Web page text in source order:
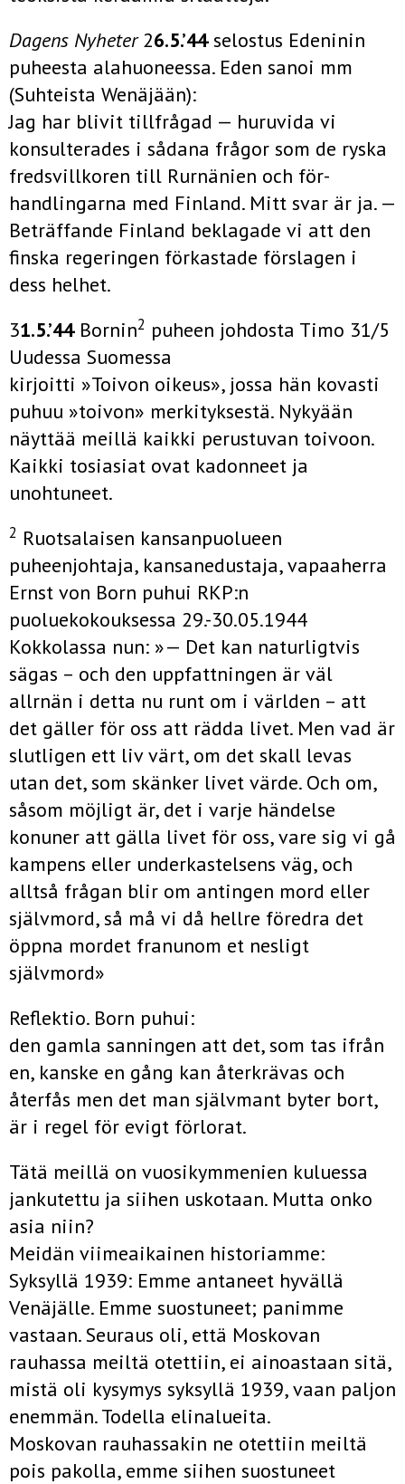
Dagens Nyheter26.5.’44selostus Edeninin
puheesta alahuoneessa. Eden sanoi mm
(Suhteista Wenäjään):
Jag har blivit tillfrågad — huruvida vi
konsulterades i sådana frågor som de ryska
fredsvillkoren till Rurnänien och för­
handlingarna med Finland. Mitt svar är ja. —
Beträffande Finland beklagade vi att den
finska regeringen förkastade förslagen i
dess helhet.
31.5.’44Bornin2 puheen johdosta Timo 31/5
Uudessa Suomessa
kirjoitti »Toivon oikeus», jossa hän kovasti
puhuu »toivon» merkityksestä. Nykyään
näyttää meillä kaikki perustuvan toivoon.
Kaikki tosiasiat ovat kadonneet ja
unohtuneet.
2 Ruotsalaisen kansanpuolueen
puheenjohtaja, kansanedustaja, vapaaherra
Ernst von Born puhui RKP:n
puoluekokouksessa 29.-30.05.1944
Kokkolassa nun: »— Det kan naturligtvis
sägas – och den uppfattningen är väl
allrnän i detta nu runt om i världen – att
det gäller för oss att rädda livet. Men vad är
slutligen ett liv värt, om det skall levas
utan det, som skänker livet värde. Och om,
såsom möjligt är, det i varje händelse
konuner att gälla livet för oss, vare sig vi gå
kampens eller underkastelsens väg, och
alltså frågan blir om antingen mord eller
självmord, så må vi då hellre föredra det
öppna mordet franunom et nesligt
självmord»
Reflektio. Born puhui:
den gamla sanningen att det, som tas ifrån
en, kanske en gång kan återkrävas och
återfås men det man självmant byter bort,
är i regel för evigt förlorat.
Tätä meillä on vuosikymmenien kuluessa
jankutettu ja siihen uskotaan. Mutta onko
asia niin?
Meidän viimeaikainen historiamme:
Syksyllä 1939: Emme antaneet hyvällä
Venäjälle. Emme suostuneet; panimme
vastaan. Seuraus oli, että Moskovan
rauhassa meiltä otettiin, ei ainoastaan sitä,
mistä oli kysymys syksyllä 1939, vaan paljon
enemmän. Todella elinalueita.
Moskovan rauhassakin ne otettiin meiltä
pois pakolla, emme siihen suostuneet